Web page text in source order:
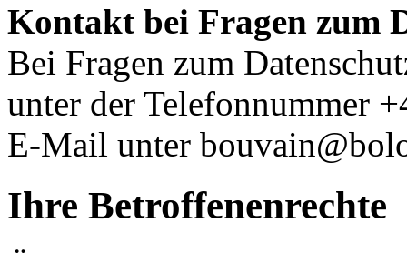
Kontakt bei Fragen zum
Bei Fragen zum
unter der Telefonnummer
E-Mail unter
Ihre Betroffenenrechte